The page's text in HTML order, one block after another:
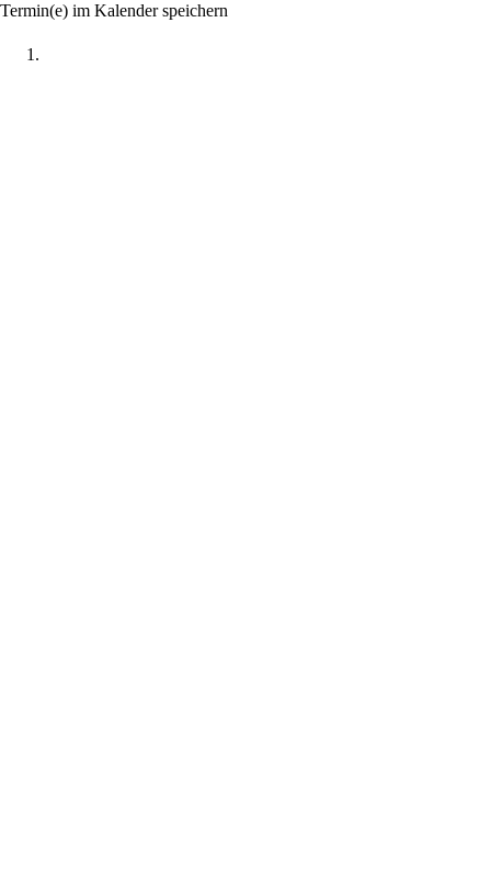
Termin(e) im Kalender speichern